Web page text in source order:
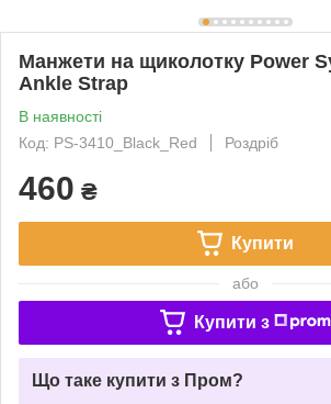
Манжети на щиколотку Power
Ankle Strap
В наявності
Код: PS-3410_Black_Red
Роздріб
460 ₴
Купити
або
Купити з
Що таке купити з Пром?